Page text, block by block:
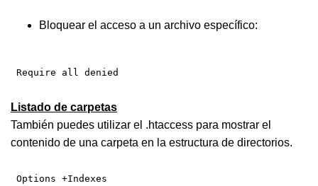
Bloquear el acceso a un archivo específico:
Require all denied
Listado de carpetas
También puedes utilizar el .htaccess para mostrar el
contenido de una carpeta en la estructura de directorios.
Options +Indexes